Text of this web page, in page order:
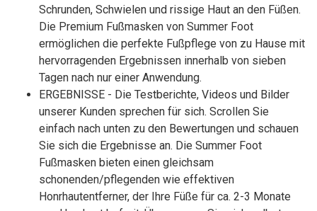
Schrunden, Schwielen und rissige Haut an den Füßen.
Die Premium Fußmasken von Summer Foot
ermöglichen die perfekte Fußpflege von zu Hause mit
hervorragenden Ergebnissen innerhalb von sieben
Tagen nach nur einer Anwendung.
ERGEBNISSE - Die Testberichte, Videos und Bilder
unserer Kunden sprechen für sich. Scrollen Sie
einfach nach unten zu den Bewertungen und schauen
Sie sich die Ergebnisse an. Die Summer Foot
Fußmasken bieten einen gleichsam
schonenden/pflegenden wie effektiven
Honrhautentferner, der Ihre Füße für ca. 2-3 Monate